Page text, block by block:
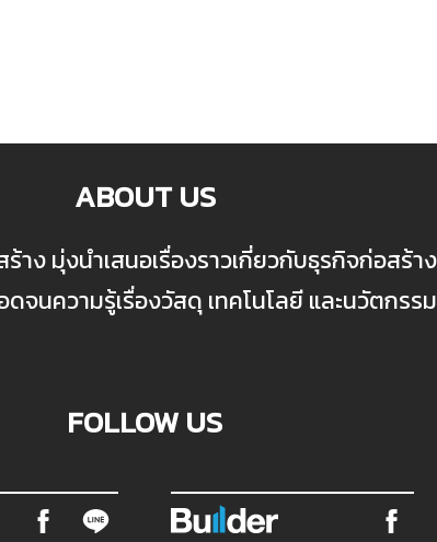
ABOUT US
ร้าง มุ่งนำเสนอเรื่องราวเกี่ยวกับธุรกิจก่อส
นความรู้เรื่องวัสดุ เทคโนโลยี และนวัตกรร
FOLLOW US